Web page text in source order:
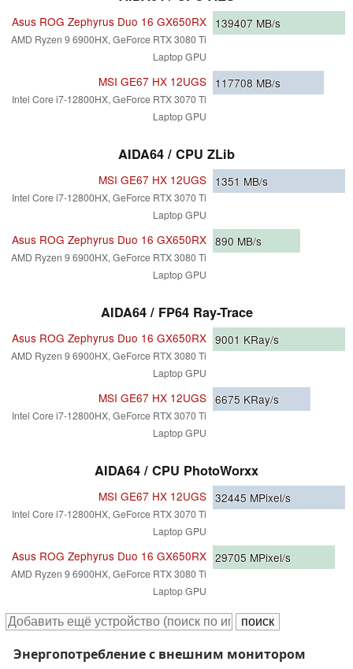
Asus ROG Zephyrus Duo 16 GX650RX
AMD Ryzen 9 6900HX, GeForce RTX 3080 Ti
Laptop GPU
139407 MB/s
MSI GE67 HX 12UGS
Intel Core i7-12800HX, GeForce RTX 3070 Ti
Laptop GPU
117708 MB/s
AIDA64 / CPU ZLib
MSI GE67 HX 12UGS
Intel Core i7-12800HX, GeForce RTX 3070 Ti
Laptop GPU
1351 MB/s
Asus ROG Zephyrus Duo 16 GX650RX
AMD Ryzen 9 6900HX, GeForce RTX 3080 Ti
Laptop GPU
890 MB/s
AIDA64 / FP64 Ray-Trace
Asus ROG Zephyrus Duo 16 GX650RX
AMD Ryzen 9 6900HX, GeForce RTX 3080 Ti
Laptop GPU
9001 KRay/s
MSI GE67 HX 12UGS
Intel Core i7-12800HX, GeForce RTX 3070 Ti
Laptop GPU
6675 KRay/s
AIDA64 / CPU PhotoWorxx
MSI GE67 HX 12UGS
Intel Core i7-12800HX, GeForce RTX 3070 Ti
Laptop GPU
32445 MPixel/s
Asus ROG Zephyrus Duo 16 GX650RX
AMD Ryzen 9 6900HX, GeForce RTX 3080 Ti
Laptop GPU
29705 MPixel/s
Энергопотребление с внешним монитором